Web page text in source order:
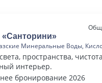
«Санторини»
Минеральные Воды,
пространства,
интерьер.
бронирование 2026